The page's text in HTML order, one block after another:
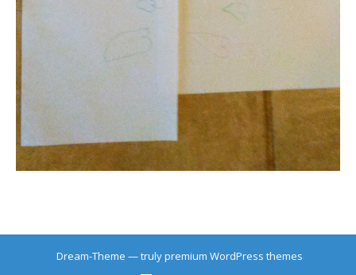
Dream-Theme — trulypremium WordPress themes